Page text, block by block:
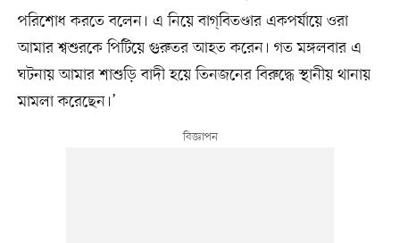
পরিশোধ করতে বলেন। এ নিয়ে বাগ্‌বিতণ্ডার একপর্যায়ে ওরা
আমার শ্বশুরকে পিটিয়ে গুরুতর আহত করেন। গত মঙ্গলবার এ
ঘটনায় আমার শাশুড়ি বাদী হয়ে তিনজনের বিরুদ্ধে স্থানীয় থানায়
মামলা করেছেন।’